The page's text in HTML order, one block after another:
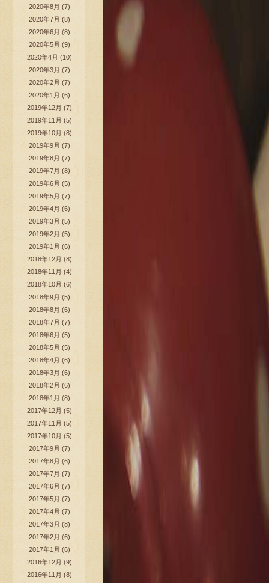
2020年8月 (7)
2020年7月 (8)
2020年6月 (8)
2020年5月 (9)
2020年4月 (10)
2020年3月 (7)
2020年2月 (7)
2020年1月 (6)
2019年12月 (7)
2019年11月 (5)
2019年10月 (8)
2019年9月 (7)
2019年8月 (7)
2019年7月 (8)
2019年6月 (5)
2019年5月 (7)
2019年4月 (6)
2019年3月 (5)
2019年2月 (5)
2019年1月 (6)
2018年12月 (8)
2018年11月 (4)
2018年10月 (6)
2018年9月 (5)
2018年8月 (6)
2018年7月 (7)
2018年6月 (5)
2018年5月 (5)
2018年4月 (6)
2018年3月 (6)
2018年2月 (6)
2018年1月 (8)
2017年12月 (5)
2017年11月 (5)
2017年10月 (5)
2017年9月 (7)
2017年8月 (6)
2017年7月 (7)
2017年6月 (7)
2017年5月 (7)
2017年4月 (7)
2017年3月 (8)
2017年2月 (6)
2017年1月 (6)
2016年12月 (9)
2016年11月 (8)